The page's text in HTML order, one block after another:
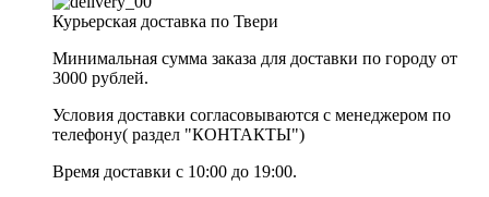
Курьерская доставка по Твери
Минимальная сумма заказа для доставки по городу от
3000 рублей.
Условия доставки согласовываются с менеджером по
телефону( раздел "КОНТАКТЫ")
Время доставки с 10:00 до 19:00.